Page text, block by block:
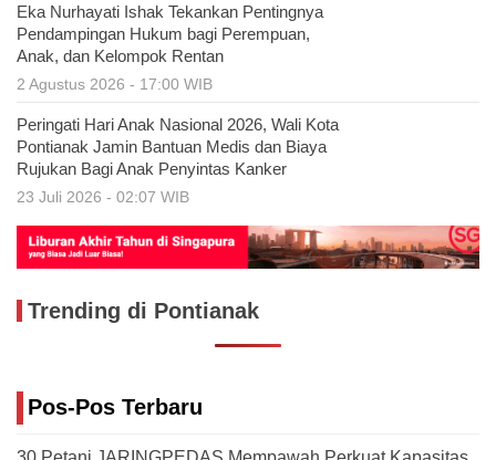
Eka Nurhayati Ishak Tekankan Pentingnya
Pendampingan Hukum bagi Perempuan,
Anak, dan Kelompok Rentan
2 Agustus 2026 - 17:00 WIB
Peringati Hari Anak Nasional 2026, Wali Kota
Pontianak Jamin Bantuan Medis dan Biaya
Rujukan Bagi Anak Penyintas Kanker
23 Juli 2026 - 02:07 WIB
Trending di Pontianak
Pos-Pos Terbaru